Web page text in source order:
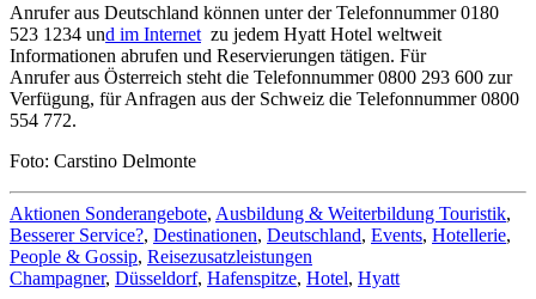
Anrufer aus Deutschland können unter der Telefonnummer 0180
523 1234 und im Internet zu jedem Hyatt Hotel weltweit
Informationen abrufen und Reservierungen tätigen. Für
Anrufer aus Österreich steht die Telefonnummer 0800 293 600 zur
Verfügung, für Anfragen aus der Schweiz die Telefonnummer 0800
554 772.
Foto: Carstino Delmonte
Aktionen Sonderangebote, Ausbildung & Weiterbildung Touristik,
Besserer Service?, Destinationen, Deutschland, Events, Hotellerie,
People & Gossip, Reisezusatzleistungen
Champagner, Düsseldorf, Hafenspitze, Hotel, Hyatt